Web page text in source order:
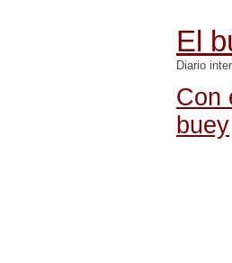
El
Diario
Con
buey